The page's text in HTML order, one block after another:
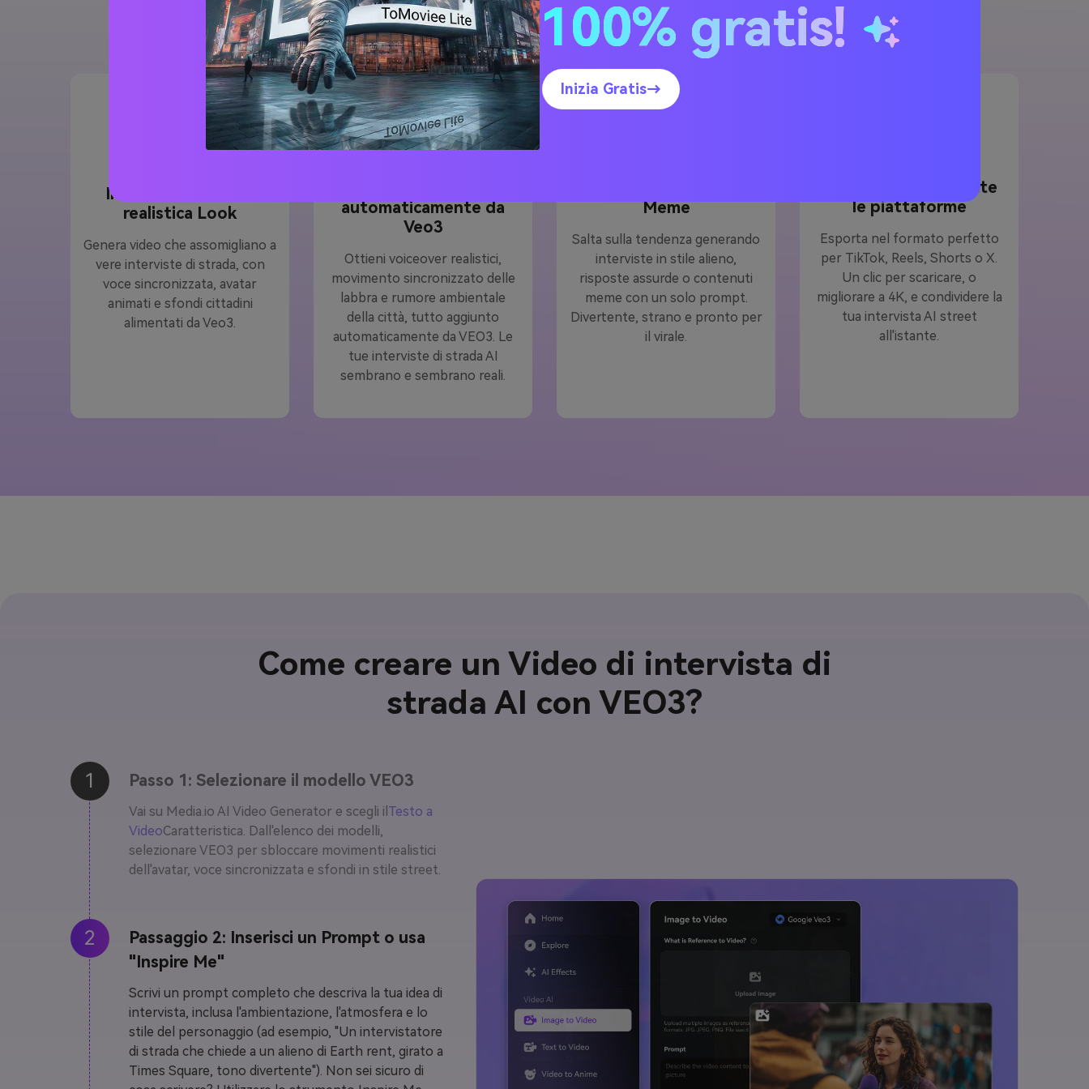
VEO 3 di Media.io
Intervista di strada
realistica Look
Genera video che assomigliano a
vere interviste di strada, con
voce sincronizzata, avatar
animati e sfondi cittadini
alimentati da Veo3.
automaticamente da
Veo3
Ottieni voiceover realistici,
movimento sincronizzato delle
labbra e rumore ambientale
della città, tutto aggiunto
automaticamente da VEO3. Le
tue interviste di strada AI
sembrano e sembrano reali.
Meme
Salta sulla tendenza generando
interviste in stile alieno,
risposte assurde o contenuti
meme con un solo prompt.
Divertente, strano e pronto per
il virale.
Diventa virale su tutte
le piattaforme
Esporta nel formato perfetto
per TikTok, Reels, Shorts o X.
Un clic per scaricare, o
migliorare a 4K, e condividere la
tua intervista AI street
all'istante.
Come creare un Video di intervista di
strada AI con VEO3?
1 Passo 1: Selezionare il modello VEO3
Vai su Media.io AI Video Generator e scegli il Testo a
VideoCaratteristica. Dall'elenco dei modelli,
selezionare VEO3 per sbloccare movimenti realistici
dell'avatar, voce sincronizzata e sfondi in stile street.
2
Passaggio 2: Inserisci un Prompt o usa
"Inspire Me"
Scrivi un prompt completo che descriva la tua idea di
intervista, inclusa l'ambientazione, l'atmosfera e lo
stile del personaggio (ad esempio, "Un intervistatore
di strada che chiede a un alieno di Earth rent, girato a
Times Square, tono divertente"). Non sei sicuro di
100% gratis!
Inizia Gratis→